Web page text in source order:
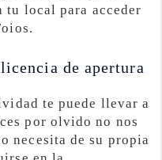
tu local para acceder
de apertura
te puede llevar a
por olvido no nos
necesita de su propia